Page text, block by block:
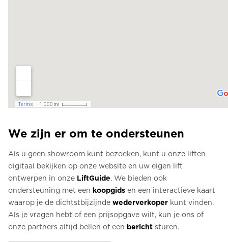
We zijn er om te ondersteunen
Als u geen showroom kunt bezoeken, kunt u onze liften
digitaal bekijken op onze website en uw eigen lift
ontwerpen in onze LiftGuide. We bieden ook
ondersteuning met een koopgids en een interactieve kaart
waarop je de dichtstbijzijnde wederverkoper kunt vinden.
Als je vragen hebt of een prijsopgave wilt, kun je ons of
onze partners altijd bellen of een bericht sturen.